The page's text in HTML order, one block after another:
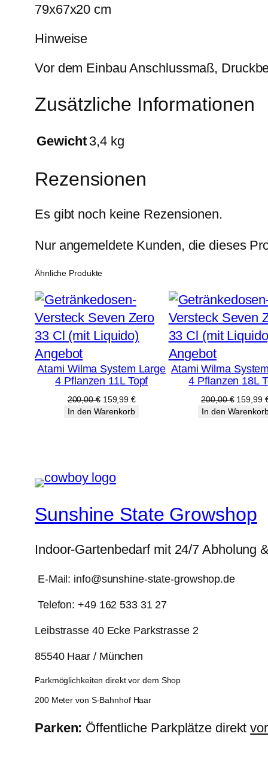
79x67x20 cm
Hinweise
Vor dem Einbau Anschlussmaß,
Zusätzliche Informationen
Gewicht 3,4 kg
Rezensionen
Es gibt noch keine Rezensionen.
Nur angemeldete Kunden, die dieses
Ähnliche Produkte
AngebotProdukt
im
Angebot
Atami Wilma System Large
4 Pflanzen 11L Topf
200,00€ Ursprünglicher
Preis
159,99€Aktueller
Preis
In den Warenkorb
AngebotProdukt
im
Angebot
Atami Wilma
4 Pflanzen 18L
200,00€
Preis
159,99
In den
Sunshine State Growshop
Indoor-Gartenbedarf mit 24/7 Abholung
E-Mail: info@sunshine-state-growshop.de
Telefon: +49 162 533 31 27
Leibstrasse 40 Ecke Parkstrasse 2
85540 Haar / München
Parkmöglichkeiten direkt vor dem Shop
200 Meter von S-Bahnhof Haar
Parken: Öffentliche Parkplätze direkt